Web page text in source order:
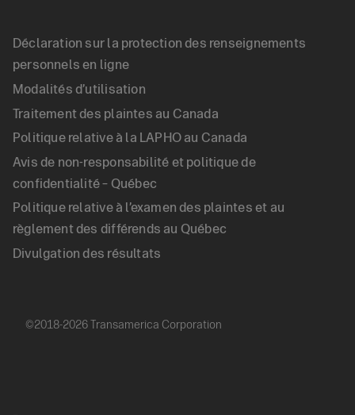
Social
Footer
Legal
(FR)
Déclaration sur la protection des renseignements
personnels en ligne
Modalités d’utilisation
Traitement des plaintes au Canada
Politique relative à la LAPHO au Canada
Avis de non-responsabilité et politique de
confidentialité – Québec
Politique relative à l’examen des plaintes et au
règlement des différends au Québec
Divulgation des résultats
©2018-2026 Transamerica Corporation